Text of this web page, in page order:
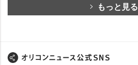
もっと見る